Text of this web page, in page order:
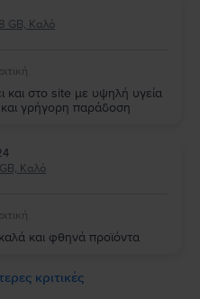
GB, Καλό
και στο site με υψηλή υγεία
και γρήγορη παράδοση
Καλό
και φθηνά προϊόντα
κριτικές